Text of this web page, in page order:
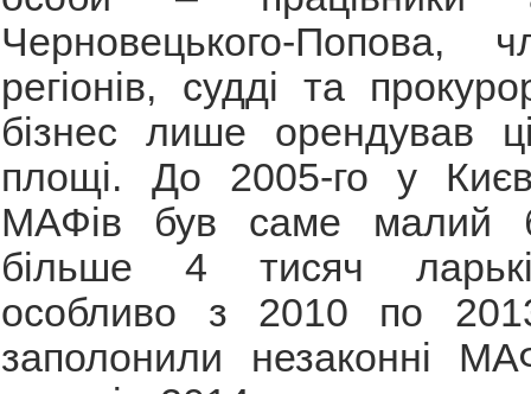
Черновецького-Попова,
регіонів, судді та
бізнес лише орендував ці
площі. До 2005-го у
МАФів був саме малий
більше 4 тисяч
особливо з 2010 по
заполонили незаконні